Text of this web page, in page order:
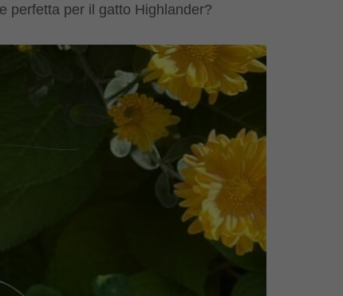
perfetta per il gatto Highlander?